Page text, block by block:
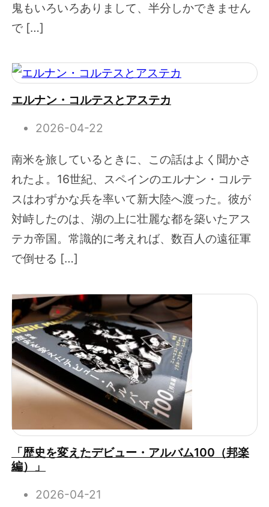
鬼もいろいろありまして、半分しかできません
で […]
エルナン・コルテスとアステカ
2026-04-22
南米を旅しているときに、この話はよく聞かさ
れたよ。16世紀、スペインのエルナン・コルテ
スはわずかな兵を率いて新大陸へ渡った。彼が
対峙したのは、湖の上に壮麗な都を築いたアス
テカ帝国。常識的に考えれば、数百人の遠征軍
で倒せる […]
「歴史を変えたデビュー・アルバム100（邦楽
編）」
2026-04-21